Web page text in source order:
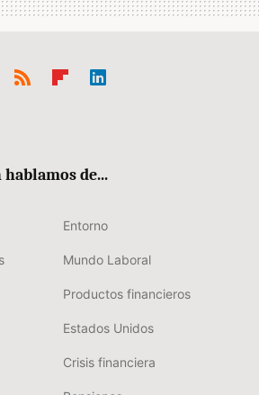
de...
Entorno
Mundo Laboral
Productos financieros
Estados Unidos
Crisis financiera